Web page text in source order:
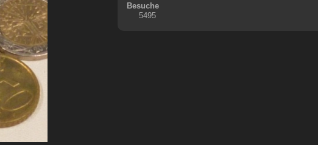
Besuche
5495